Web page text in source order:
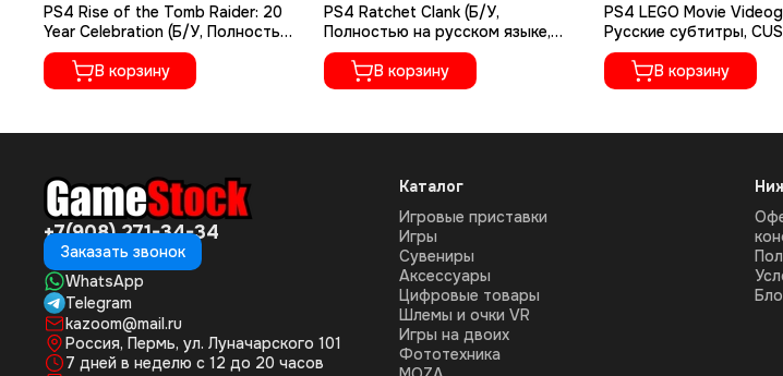
PS4 Rise of the Tomb Raider: 20
Year Celebration (Б/У, Полностью
на русском языке, CUSA-05716)
В корзину
PS4 Ratchet Сlank (Б/У,
Полностью на русском языке,
CUSA-01073)
В корзину
PS4 LEGO Movie
Русские субтитры,
В корзину
+7(908) 271-34-34
Заказать звонок
WhatsApp
Telegram
kazoom@mail.ru
Россия, Пермь, ул. Луначарского 101
7 дней в неделю с 12 до 20 часов
Каталог
Игровые приставки
Игры
Сувениры
Аксессуары
Цифровые товары
Шлемы и очки VR
Игры на двоих
Фототехника